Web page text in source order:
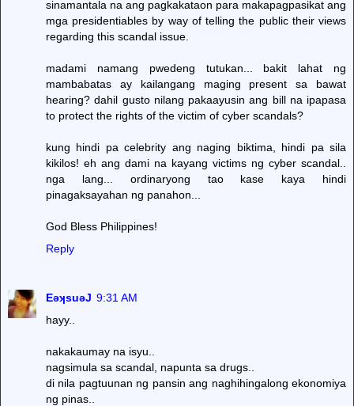
sinamantala na ang pagkakataon para makapagpasikat ang
mga presidentiables by way of telling the public their views
regarding this scandal issue.
madami namang pwedeng tutukan... bakit lahat ng
mambabatas ay kailangang maging present sa bawat
hearing? dahil gusto nilang pakaayusin ang bill na ipapasa
to protect the rights of the victim of cyber scandals?
kung hindi pa celebrity ang naging biktima, hindi pa sila
kikilos! eh ang dami na kayang victims ng cyber scandal..
nga lang... ordinaryong tao kase kaya hindi
pinagaksayahan ng panahon...
God Bless Philippines!
Reply
EǝʞsuǝJ 9:31 AM
hayy..
nakakaumay na isyu..
nagsimula sa scandal, napunta sa drugs..
di nila pagtuunan ng pansin ang naghihingalong ekonomiya
ng pinas..